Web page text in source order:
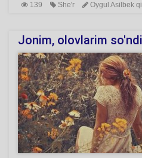
139 She'r Oygul Asilbek
Jonim, olovlarim